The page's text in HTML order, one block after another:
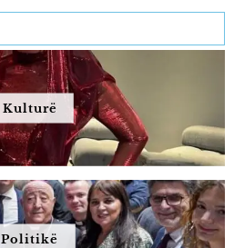
Kulturë
Politikë